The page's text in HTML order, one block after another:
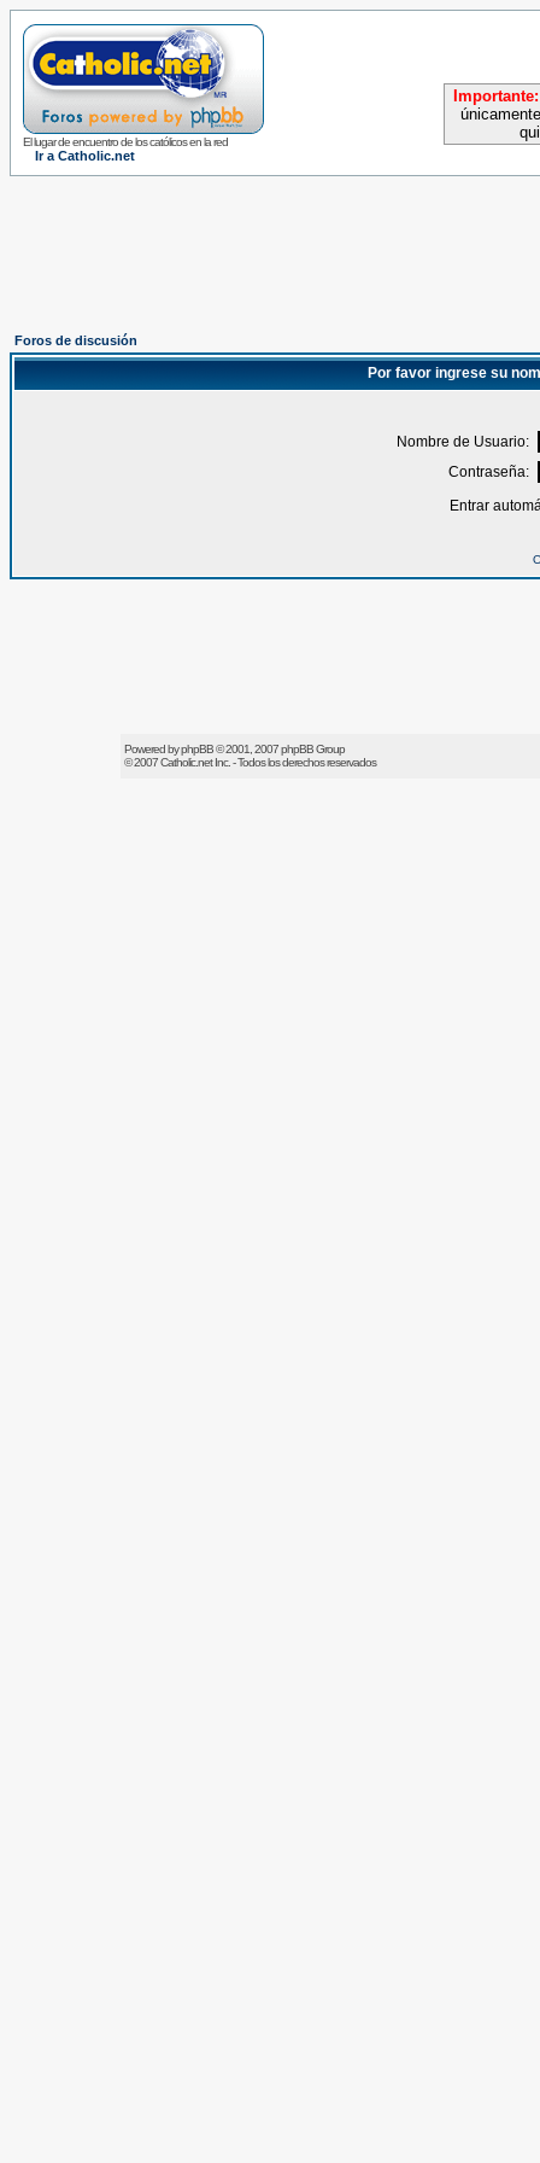
El lugar de encuentro de los católicos en la red
Ir a Catholic.net
Importante:
Foros de discusión
Por favor ingrese su
Nombre de Usuario:
Contraseña:
Entrar
Powered byphpBB© 2001, 2007 phpBB Group
© 2007Catholic.netInc. - Todos los derechos reservados